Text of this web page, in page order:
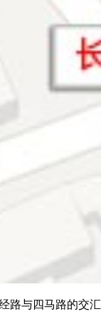
路与四马路的交